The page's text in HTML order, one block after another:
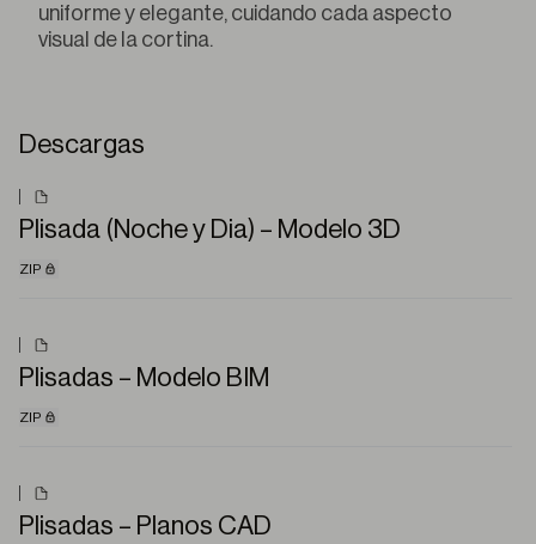
uniforme y elegante, cuidando cada aspecto
visual de la cortina.
Descargas
Plisada (Noche y Dia) – Modelo 3D
ZIP
Plisadas – Modelo BIM
ZIP
Plisadas – Planos CAD